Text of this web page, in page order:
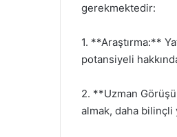
gerekmektedir:
1. **Araştırma:**
potansiyeli
2. **Uzman
almak, daha bilinçli